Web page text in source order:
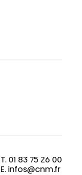
T. 01 83 75 26 00
E. infos@cnm.fr